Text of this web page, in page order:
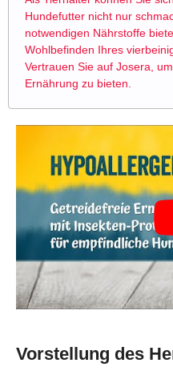
Hundefutter nicht nur
notwendigen Nährstoffe
Wohlbefinden Ihres
Vertrauen Sie auf Josera,
Ernährung zu bieten.
Vorstellung des